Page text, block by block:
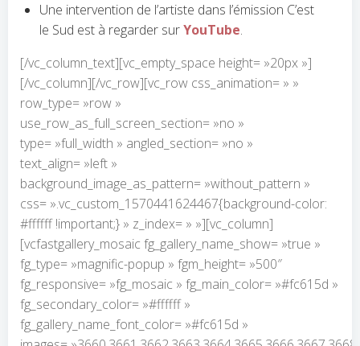
Une intervention de l’artiste dans l’émission C’est
le Sud est à regarder surYouTube.
[/vc_column_text][vc_empty_space height= »20px »]
[/vc_column][/vc_row][vc_row css_animation= » »
row_type= »row »
use_row_as_full_screen_section= »no »
type= »full_width » angled_section= »no »
text_align= »left »
background_image_as_pattern= »without_pattern »
css= ».vc_custom_1570441624467{background-color:
#ffffff !important;} » z_index= » »][vc_column]
[vcfastgallery_mosaic fg_gallery_name_show= »true »
fg_type= »magnific-popup » fgm_height= »500″
fg_responsive= »fg_mosaic » fg_main_color= »#fc615d »
fg_secondary_color= »#ffffff »
fg_gallery_name_font_color= »#fc615d »